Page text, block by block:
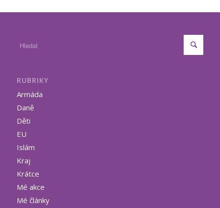
RUBRIKY
Armáda
Daně
Děti
EU
Islám
Kraj
Krátce
Mé akce
Mé články